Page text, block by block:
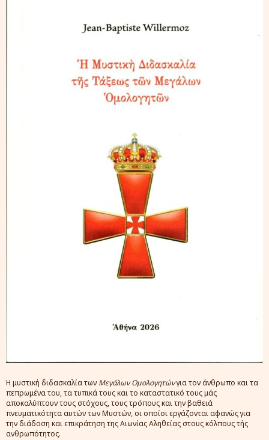
Η μυστική διδασκαλία των Μεγάλων Ομολογητώνγια τον άνθρωπο και τα
πεπρωμένα του, τα τυπικά τους και το καταστατικό τους μάς
αποκαλύπτουν τους στόχους, τους τρόπους και την βαθειά
πνευματικότητα αυτών των Μυστών, οι οποίοι εργάζονται αφανώς για
την διάδοση και επικράτηση της Αιωνίας Αληθείας στους κόλπους τής
ανθρωπότητος.